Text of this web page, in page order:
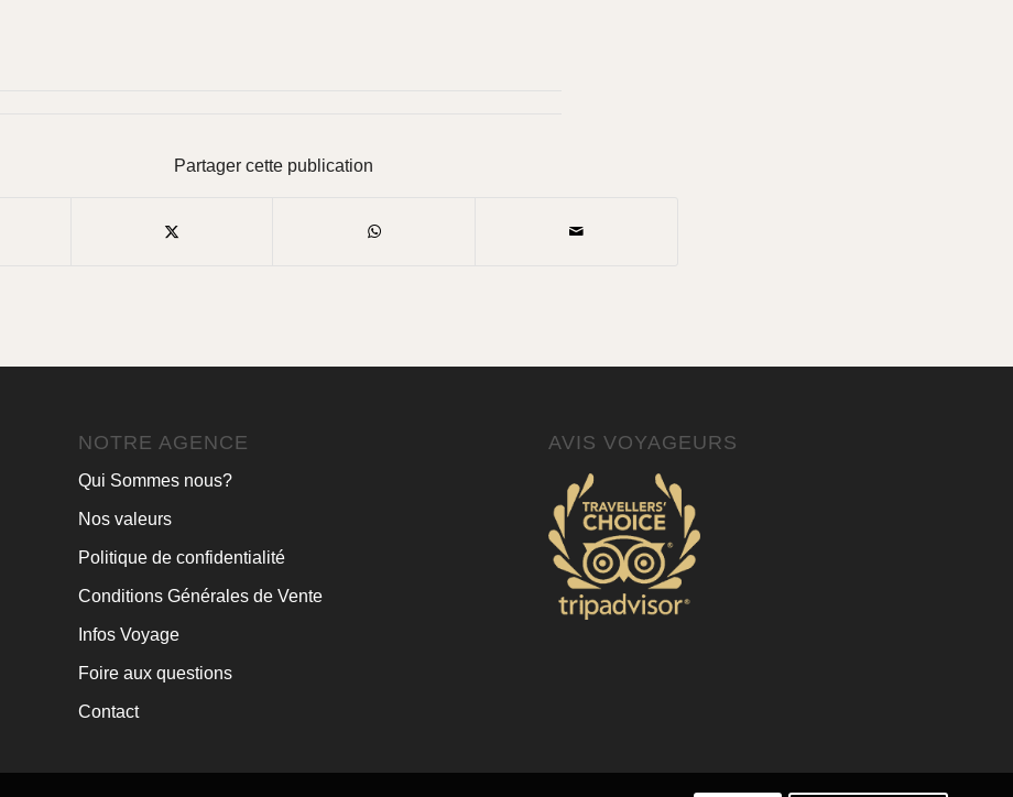
Partager cette publication
NOTRE AGENCE
Qui Sommes nous?
Nos valeurs
Politique de confidentialité
Conditions Générales de Vente
Infos Voyage
Foire aux questions
Contact
AVIS VOYAGEURS